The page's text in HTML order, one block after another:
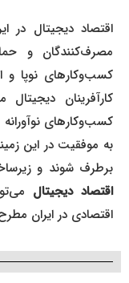
اقتصاد دیجیتال در
مصرف‌کنندگان و
کسب‌وکارهای نوپا و
کارآفرینان دیجیتال
کسب‌وکارهای نوآورانه و
به موفقیت در این
برطرف شوند و
اقتصاد دیجیتال
اقتصادی در ایران مطرح